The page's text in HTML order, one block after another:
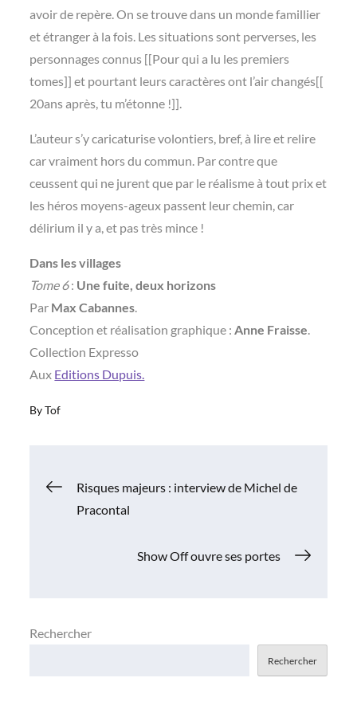
avoir de repère. On se trouve dans un monde famillier
et étranger à la fois. Les situations sont perverses, les
personnages connus [[Pour qui a lu les premiers
tomes]] et pourtant leurs caractères ont l’air changés[[
20ans après, tu m’étonne !]].
L’auteur s’y caricaturise volontiers, bref, à lire et relire
car vraiment hors du commun. Par contre que
ceussent qui ne jurent que par le réalisme à tout prix et
les héros moyens-ageux passent leur chemin, car
délirium il y a, et pas très mince !
Dans les villages
Tome 6: Une fuite, deux horizons
Par Max Cabannes.
Conception et réalisation graphique :Anne Fraisse.
Collection Expresso
Aux Editions Dupuis.
ByTof
Navigation
Risques majeurs : interview de Michel de
Pracontal
Show Off ouvre ses portes
Rechercher
Rechercher